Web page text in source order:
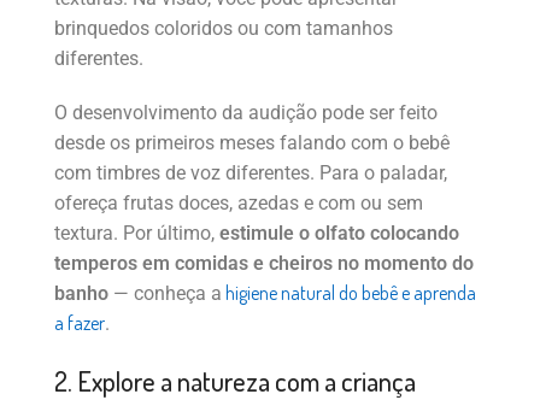
brinquedos coloridos ou com tamanhos
diferentes.
O desenvolvimento da audição pode ser feito
desde os primeiros meses falando com o bebê
com timbres de voz diferentes. Para o paladar,
ofereça frutas doces, azedas e com ou sem
textura. Por último, estimule o olfato colocando
temperos em comidas e cheiros no momento do
banho — conheça a higiene natural do bebê e aprenda
a fazer.
2. Explore a natureza com a criança